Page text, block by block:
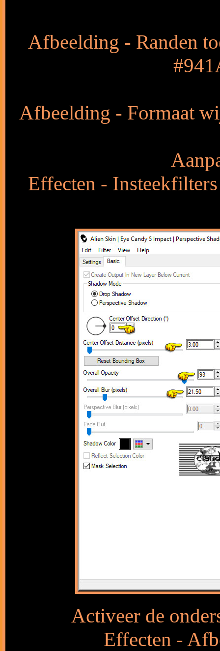
Afbeelding - Randen
Afbeelding - Formaat
Effecten -
Activeer de
Effecten -